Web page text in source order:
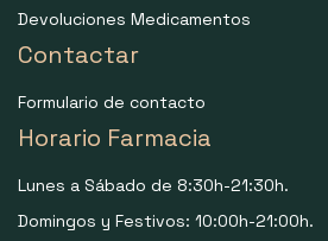
Devoluciones Medicamentos
Contactar
Formulario de contacto
Horario Farmacia
Lunes a Sábado de 8:30h-21:30h.
Domingos y Festivos: 10:00h-21:00h.